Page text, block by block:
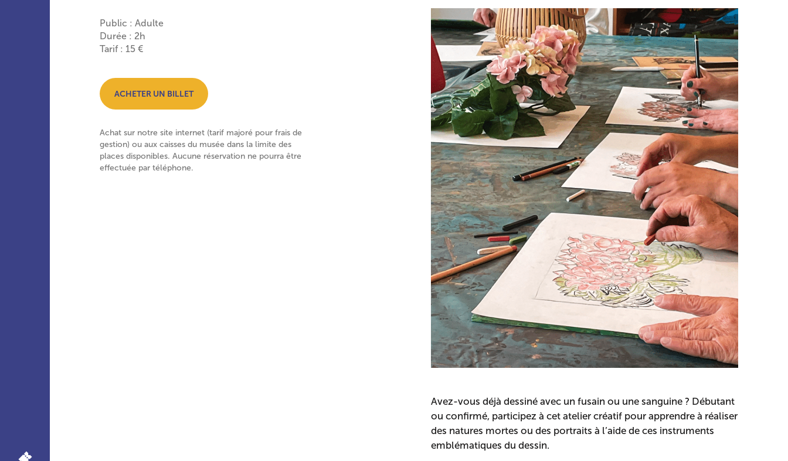
Public : Adulte
Durée : 2h
Tarif : 15 €
ACHETER UN BILLET
Achat sur notre site internet (tarif majoré pour frais de
gestion) ou aux caisses du musée dans la limite des
places disponibles. Aucune réservation ne pourra être
effectuée par téléphone.
Avez-vous déjà dessiné avec un fusain ou une sanguine ? Débutant
ou confirmé, participez à cet atelier créatif pour apprendre à réaliser
des natures mortes ou des portraits à l’aide de ces instruments
emblématiques du dessin.